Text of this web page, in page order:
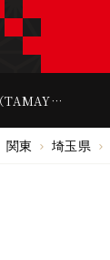
TAMAYA
関東 埼玉県